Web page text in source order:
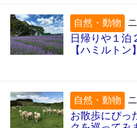
自然・動物
日帰りや１泊
【ハミルトン】
自然・動物
お散歩にぴっ